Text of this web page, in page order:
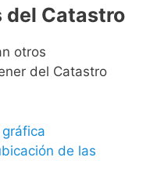
del Catastro
otros
del Catastro
de las